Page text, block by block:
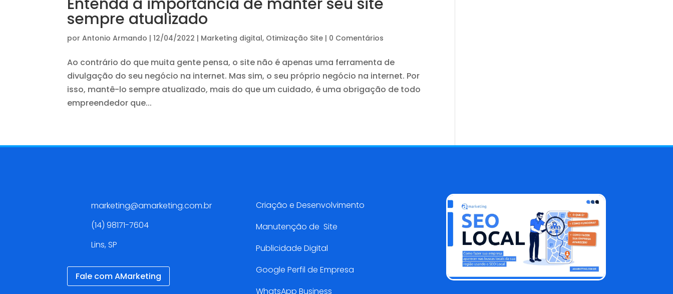
Entenda a importância de manter seu site
sempre atualizado
porAntonio Armando |12/04/2022 | Marketing digital, Otimização Site | 0 Comentários
Ao contrário do que muita gente pensa, o site não é apenas uma ferramenta de
divulgação do seu negócio na internet. Mas sim, o seu próprio negócio na internet. Por
isso, mantê-lo sempre atualizado, mais do que um cuidado, é uma obrigação de todo
empreendedor que...
marketing@amarketing.com.br
(14) 98171-7604
Lins, SP
Fale com AMarketing
Criação e Desenvolvimento
Manutenção de Site
Publicidade Digital
Google Perfil de Empresa
WhatsApp Business